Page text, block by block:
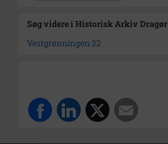
Søg videre i Historisk Arkiv Dragør
Vestgrønningen 32